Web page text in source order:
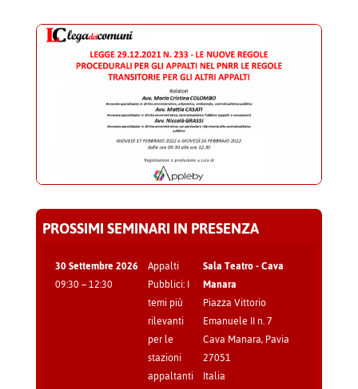
PROSSIMI SEMINARI IN PRESENZA
30 Settembre 2026
09:30–12:30
Appalti
Pubblici: I
temi più
rilevanti
per le
stazioni
appaltanti
Sala Teatro - Cava
Manara
Piazza Vittorio
Emanuele II n. 7
Cava Manara,Pavia
27051
Italia